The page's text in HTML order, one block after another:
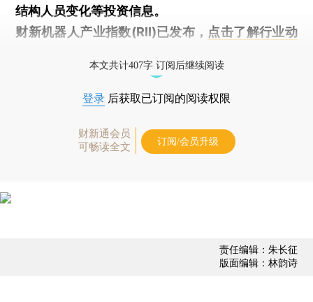
结构人员变化等投资信息。
财新机器人产业指数(RII)已发布， 点击了解行业动
本文共计407字 订阅后继续阅读
登录 后获取已订阅的阅读权限
财新通会员
可畅读全文
订阅/会员升级
责任编辑：朱长征
版面编辑：林韵诗